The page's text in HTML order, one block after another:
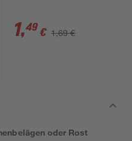
1,49 € 1,69 €
oder Rost